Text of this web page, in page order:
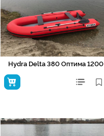
Hydra Delta 380 Оптима 1200